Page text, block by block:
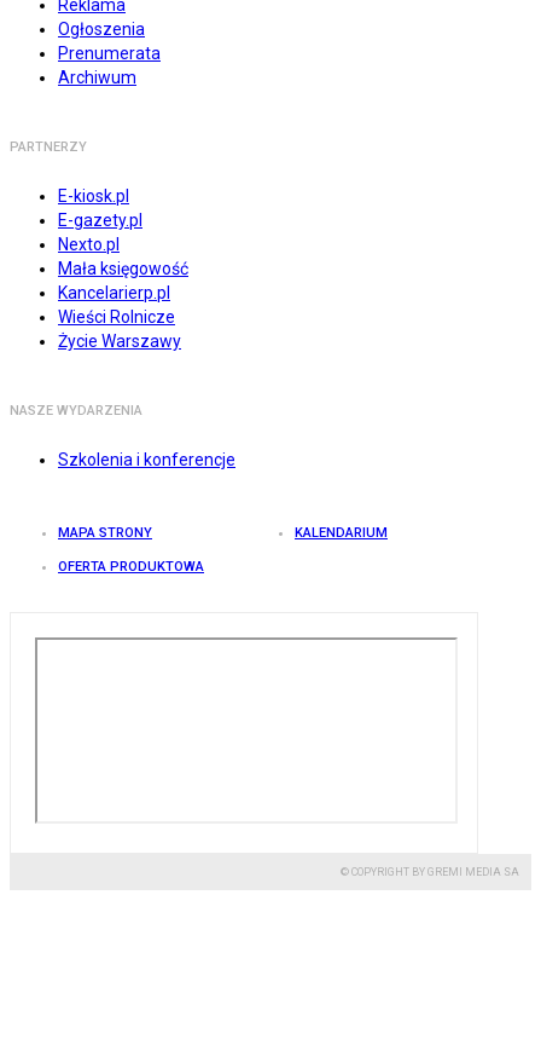
Reklama
Ogłoszenia
Prenumerata
Archiwum
PARTNERZY
E-kiosk.pl
E-gazety.pl
Nexto.pl
Mała księgowość
Kancelarierp.pl
Wieści Rolnicze
Życie Warszawy
NASZE WYDARZENIA
Szkolenia i konferencje
MAPA STRONY KALENDARIUM
OFERTA PRODUKTOWA
© COPYRIGHT BY GREMI MEDIA SA